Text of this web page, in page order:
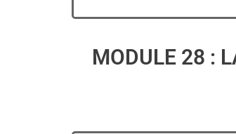
MODULE 28 :